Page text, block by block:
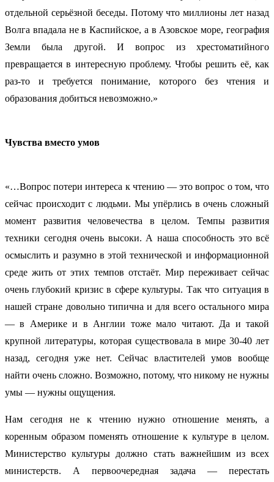
отдельной серьёзной беседы. Потому что миллионы лет назад
Волга впадала не в Каспийское, а в Азовское море, география
Земли была другой. И вопрос из хрестоматийного
превращается в интересную проблему. Чтобы решить её, как
раз-то и требуется понимание, которого без чтения и
образования добиться невозможно.»
Чувства вместо умов
«…Вопрос потери интереса к чтению — это вопрос о том, что
сейчас происходит с людьми. Мы упёрлись в очень сложный
момент развития человечества в целом. Темпы развития
техники сегодня очень высоки. А наша способность это всё
осмыслить и разумно в этой технической и информационной
среде жить от этих темпов отстаёт. Мир переживает сейчас
очень глубокий кризис в сфере культуры. Так что ситуация в
нашей стране довольно типична и для всего остального мира
— в Америке и в Англии тоже мало читают. Да и такой
крупной литературы, которая существовала в мире 30-40 лет
назад, сегодня уже нет. Сейчас властителей умов вообще
найти очень сложно. Возможно, потому, что никому не нужны
умы — нужны ощущения.
Нам сегодня не к чтению нужно отношение менять, а
коренным образом поменять отношение к культуре в целом.
Министерство культуры должно стать важнейшим из всех
министерств. А первоочередная задача — перестать